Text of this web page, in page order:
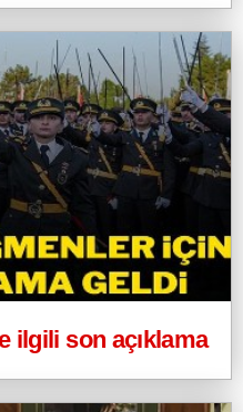
ilgili son açıklama